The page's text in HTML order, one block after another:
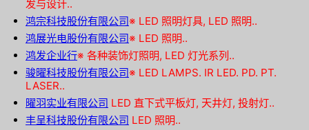
发与设计..
鸿宗科技股份有限公司※ LED 照明灯具, LED 照明..
鸿展光电股份有限公司※ LED 照明..
鸿发企业行※ 各种装饰灯照明, LED 灯光系列..
骏曜科技股份有限公司※ LED LAMPS. IR LED. PD. PT.
LASER..
曜羽实业有限公司 LED 直下式平板灯, 天井灯, 投射灯..
丰呈科技股份有限公司 LED 照明..